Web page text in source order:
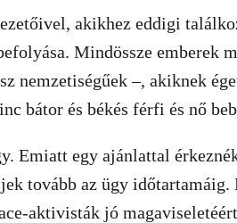
akikhez eddigi
Mindössze emberek
nemzetiségűek –, akiknek
bátor és békés férfi és nő
Emiatt egy ajánlattal
tovább az ügy
aktivisták jó